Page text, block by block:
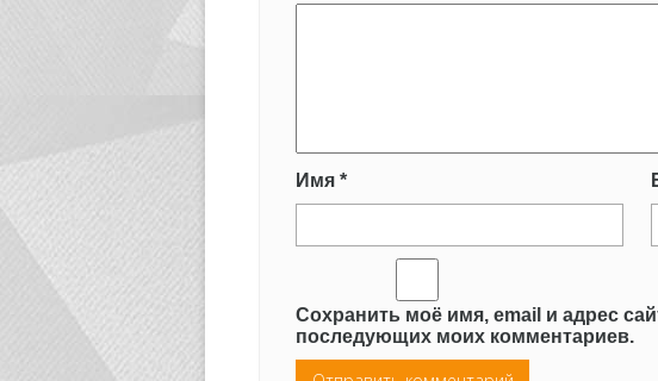
Имя *
Сохранить моё имя, email и адрес
последующих моих комментариев.